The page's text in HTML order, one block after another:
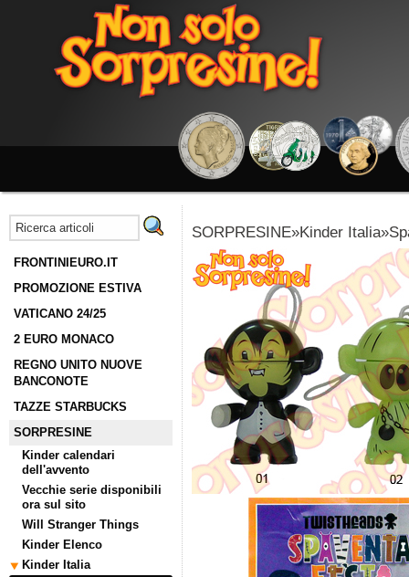
FRONTINIEURO.IT
PROMOZIONE ESTIVA
VATICANO 24/25
2 EURO MONACO
REGNO UNITO NUOVE
BANCONOTE
TAZZE STARBUCKS
SORPRESINE
Kinder calendari
dell'avvento
Vecchie serie disponibili
ora sul sito
Will Stranger Things
Kinder Elenco
Kinder Italia
SORPRESINE»Kinder